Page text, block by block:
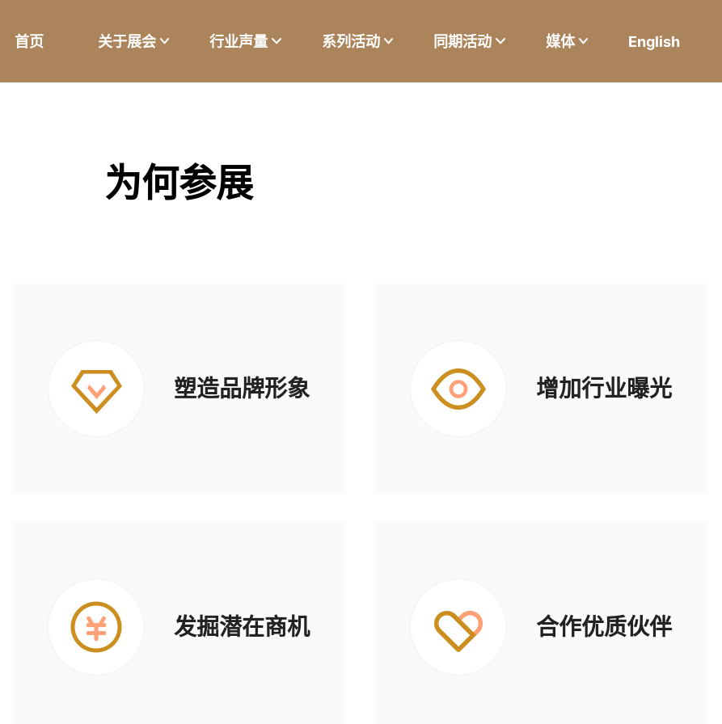
首页 关于展会 行业声量 系列活动 同期活动 媒体 English
为何参展
塑造品牌形象 增加行业曝光
发掘潜在商机 合作优质伙伴